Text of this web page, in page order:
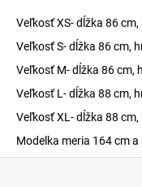
Veľkosť XS- dĺžka 86
Veľkosť S- dĺžka 86 cm,
Veľkosť M- dĺžka 86 cm,
Veľkosť L- dĺžka 88 cm,
Veľkosť XL- dĺžka 88
Modelka meria 164 cm